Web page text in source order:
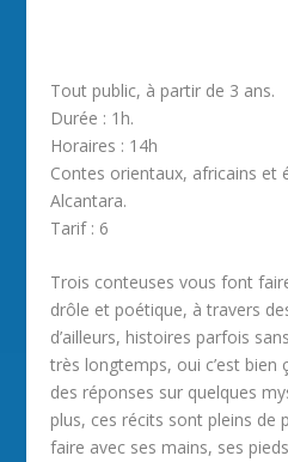
Tout public, à partir de 3 ans.
Durée : 1h.
Horaires : 14h
Contes orientaux, africains et
Alcantara.
Tarif : 6
Trois conteuses vous font
drôle et poétique, à travers
d’ailleurs, histoires parfois
très longtemps, oui c’est bien
des réponses sur quelques
plus, ces récits sont pleins de
faire avec ses mains, ses